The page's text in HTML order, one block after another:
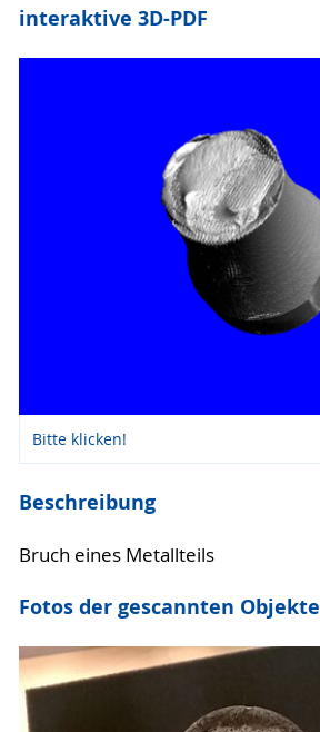
interaktive 3D-PDF
Bitte klicken!
Beschreibung
Bruch eines Metallteils
Fotos der gescannten Objekte